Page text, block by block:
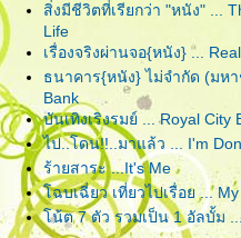
เพลงอินดี้ที่ฟังง่าย อยู่ใน
"Due Date"... รวมกันเร
(กรุณา)อย่าทิ้งตูเป็นอันข
"B.o.B. Presents:
Adventures of Bobby
อาจเป็นฮิปฮอปหน้าใหม่ แ
ึดติดความฮิป
สิ่งมีชีวิตที่เรียกว่า "หนัง" ...
Life
เรื่องจริงผ่านจอ{หนัง} ...
ธนาคาร{หนัง} ไม่จำกัด (มห
Bank
บันเทิงเริงรมย์ ... Royal City
ไป..โดน!!..มาแล้ว ... I'm
ร้ายสาระ ...It's Me
ฉบเฉี่ยว เที่ยวไปเรื่อย ... My
น้ต 7 ตัว รวมเป็น 1 อัลบั้ม